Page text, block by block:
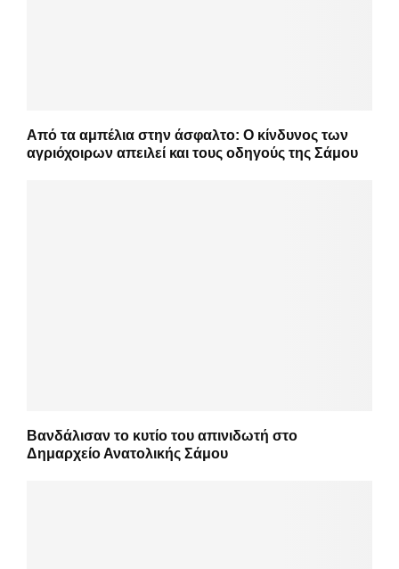
Από τα αμπέλια στην άσφαλτο: Ο κίνδυνος των
αγριόχοιρων απειλεί και τους οδηγούς της Σάμου
Βανδάλισαν το κυτίο του απινιδωτή στο
Δημαρχείο Ανατολικής Σάμου